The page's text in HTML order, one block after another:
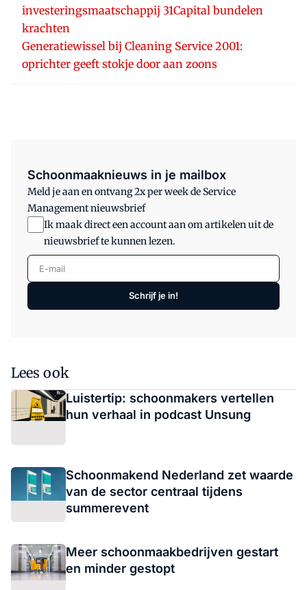
investeringsmaatschappij 31Capital bundelen
krachten
Generatiewissel bij Cleaning Service 2001:
oprichter geeft stokje door aan zoons
Schoonmaaknieuws in je mailbox
Meld je aan en ontvang 2x per week de Service
Management nieuwsbrief
Ik maak direct een account aan om artikelen uit de
nieuwsbrief te kunnen lezen.
E-mail
Schrijf je in!
Lees ook
Luistertip: schoonmakers vertellen
hun verhaal in podcast Unsung
Schoonmakend Nederland zet waarde
van de sector centraal tijdens
summerevent
Meer schoonmaakbedrijven gestart
en minder gestopt